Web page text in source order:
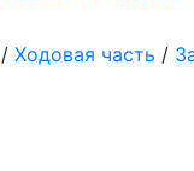
Ходовая часть /